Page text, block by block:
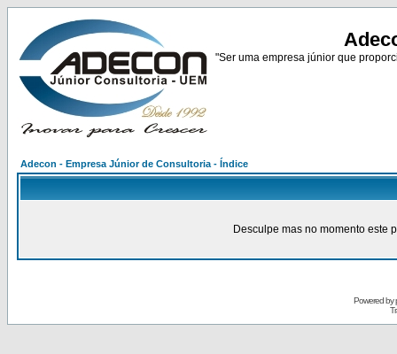
"Ser uma empresa júnior que
Adecon - Empresa Júnior de Consultoria - Índice
Desculpe mas no momento este
Powered by